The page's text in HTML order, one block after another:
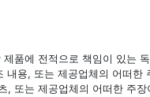
품에 전적으로 책임이 있는
용, 또는 제공업체의 어떠한
또는 제공업체의 어떠한 주